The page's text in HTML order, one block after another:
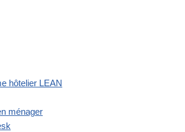
hôtelier LEAN
ménager